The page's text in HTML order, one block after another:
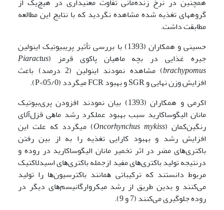
گروه­های تغذیه شده مشاهده نگردید که با نتایج این مطالعه
مطابقت داشت.
حسینی و همکاران (1393) با بررسی تأثیر پری­بیوتیک اینولین
جیره غذایی در بچه ماهیان پاکوی قرمز (Piaractus
brachypomus
) مشاهده نمودند اینولین (2 درصد) باعث
افزایش وزن نهایی و SGR و بهبود FCR می­گردد (05/0>P).
اکرمی و همکاران (1393) بیان نمودند افزودن ﭘﺮیﺑﯿﻮﺗﯿﮏ
ﻣﺎﻧﺎن اﻟﯿﮕﻮﺳﺎﮐﺎرﯾﺪ سبب بهبود ﻋﻤﻠﮑﺮد رشد ﻣﺎﻫﯽ قزل‌آلای
رﻧﮕﯿﻦﮐﻤﺎن (Oncorhynchus mykiss) می­گردد که علت این
افزایش رشد و بهبود کارایی تغذیه را به از ﺑﯿﻦ رﻓﺘﻦ
ﺑﺎﮐﺘﺮیﻫﺎی ﻣﻀﺮ در اﺛﺮ ﺗﺨﻤﯿﺮ ﻣﺎﻧﺎن اﻟﯿﮕﻮﺳﺎﮐﺎرﯾﺪ در روده و
درنتیجه ﺗﻮﻟﯿﺪ ﺑﺎﮐﺘﺮیﻫﺎی ﻣﻔﯿﺪ ازجمله ﺑﺎﮐﺘﺮیﻫﺎی اﺳﯿﺪﻻﮐﺘﯿﮏ
مربوط دانستند که ﺗﺮﮐﯿﺒﺎﺗﯽ ﻫﻤﺎﻧﻨﺪ ﺑﺎﮐﺘﺮﺳﯿﻮنﻫﺎ را ﺗﻮﻟﯿﺪ
ﻣﯽﮐﻨﻨﺪ و ﺑﺪﯾﻦ ﻃﺮﯾﻖ از رﺷﺪ ﻣﯿﮑﺮوارﮔﺎﻧﯿﺴﻢﻫﺎی دﯾﮕﺮ در
روده ﺟﻠﻮﮔﯿﺮی ﻣﯽﮐﻨﻨﺪ (7 و 9).